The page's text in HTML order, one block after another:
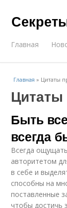
Главная
Главная » Цитаты
Быть
всегда
Всегда
авторитетом
в себе и
способны на
поставленные
чтобы достичь